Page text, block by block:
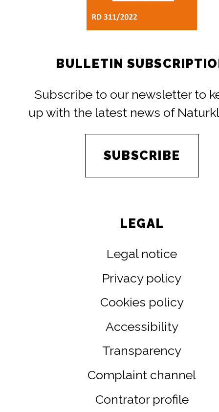
BULLETIN
Subscribe to our newsletter to
up with the latest news of
SUBSCRIBE
LEGAL
Legal notice
Privacy policy
Cookies policy
Accessibility
Transparency
Complaint channel
Contrator profile